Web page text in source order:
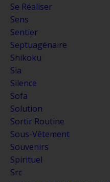
Se Réaliser
Sens
Sentier
Septuagénaire
Shikoku
Sia
Silence
Sofa
Solution
Sortir Routine
Sous-Vêtement
Souvenirs
Spirituel
Src